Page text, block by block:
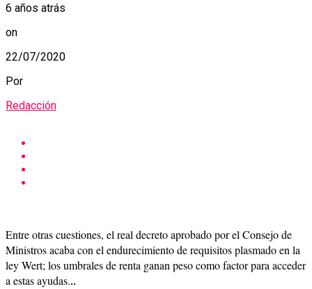
6 años atrás
on
22/07/2020
Por
Redacción
Entre otras cuestiones, el real decreto aprobado por el Consejo de
Ministros acaba con el endurecimiento de requisitos plasmado en la
ley Wert; los umbrales de renta ganan peso como factor para acceder
a estas ayudas...